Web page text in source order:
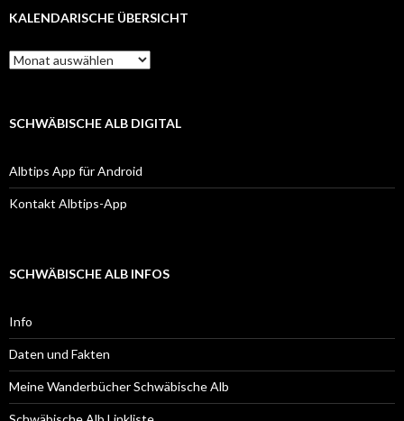
KALENDARISCHE ÜBERSICHT
Kalendarische
Übersicht
SCHWÄBISCHE ALB DIGITAL
Albtips App für Android
Kontakt Albtips-App
SCHWÄBISCHE ALB INFOS
Info
Daten und Fakten
Meine Wanderbücher Schwäbische Alb